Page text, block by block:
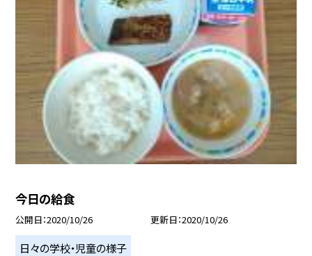
今日の給食
公開日 2020/10/26 更新日 2020/10/26
日々の学校・児童の様子